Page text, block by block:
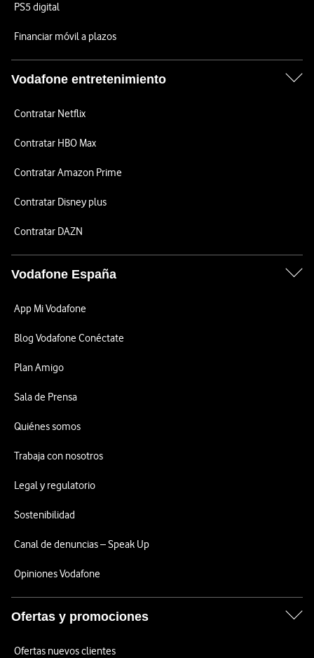
PS5 digital
Financiar móvil a plazos
Vodafone entretenimiento
Contratar Netflix
Contratar HBO Max
Contratar Amazon Prime
Contratar Disney plus
Contratar DAZN
Vodafone España
App Mi Vodafone
Blog Vodafone Conéctate
Plan Amigo
Sala de Prensa
Quiénes somos
Trabaja con nosotros
Legal y regulatorio
Sostenibilidad
Canal de denuncias – Speak Up
Opiniones Vodafone
Ofertas y promociones
Ofertas nuevos clientes